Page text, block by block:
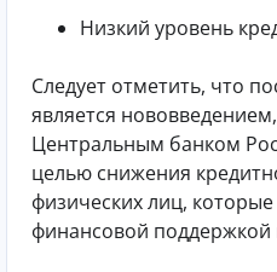
Низкий уровень
Следует отметить, что
является
Центральным банком
целью снижения
физических лиц,
финансовой